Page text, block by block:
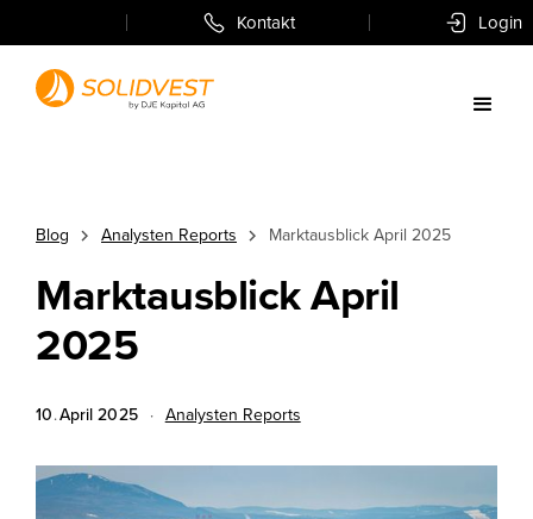
Kontakt Login
Blog Analysten Reports Marktausblick April 2025
Marktausblick April
2025
10.April 2025 · Analysten Reports